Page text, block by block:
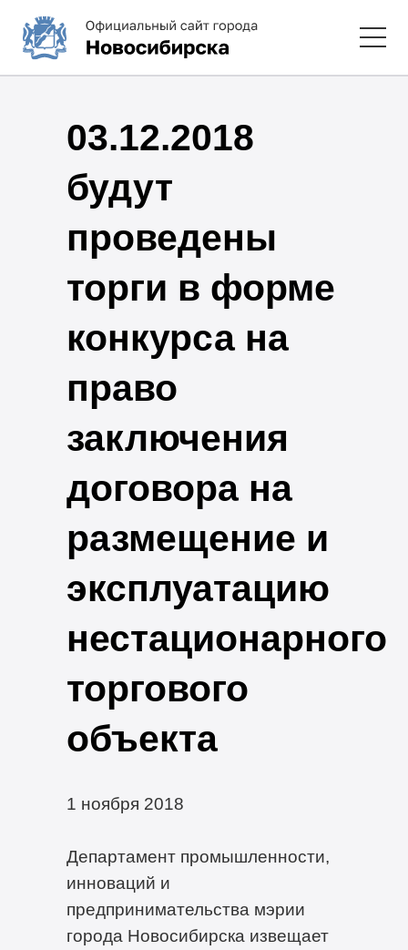
03.12.2018
будут
проведены
торги в форме
конкурса на
право
заключения
договора на
размещение и
эксплуатацию
нестационарного
торгового
объекта
1 ноября 2018
Департамент промышленности,
инноваций и
предпринимательства мэрии
города Новосибирска извещает